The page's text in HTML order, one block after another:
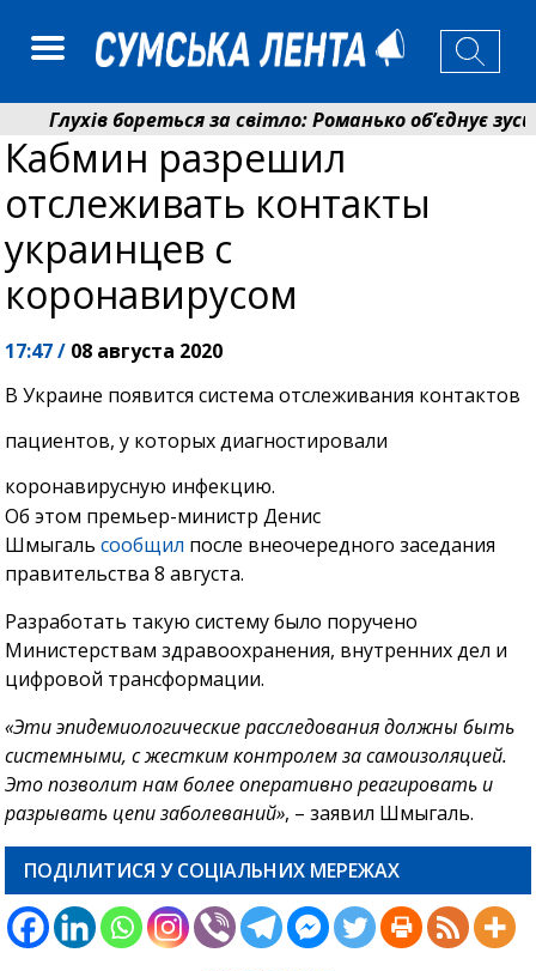
Глухів бореться за світло: Романько об’єднує
Пенсійний фонд Сумщини спрямував 0,2 млрд грн
Кабмин разрешил
отслеживать контакты
украинцев с
коронавирусом
17:47 / 08 августа 2020
В Украине появится система отслеживания контактов
пациентов, у которых диагностировали
коронавирусную инфекцию.
Об этом премьер-министр Денис
Шмыгальсообщил после внеочередного заседания
правительства 8 августа.
Разработать такую систему было поручено
Министерствам здравоохранения, внутренних дел и
цифровой трансформации.
«Эти эпидемиологические расследования должны быть
системными, с жестким контролем за самоизоляцией.
Это позволит нам более оперативно реагировать и
разрывать цепи заболеваний», – заявил Шмыгаль.
ПОДІЛИТИСЯ У СОЦІАЛЬНИХ МЕРЕЖАХ